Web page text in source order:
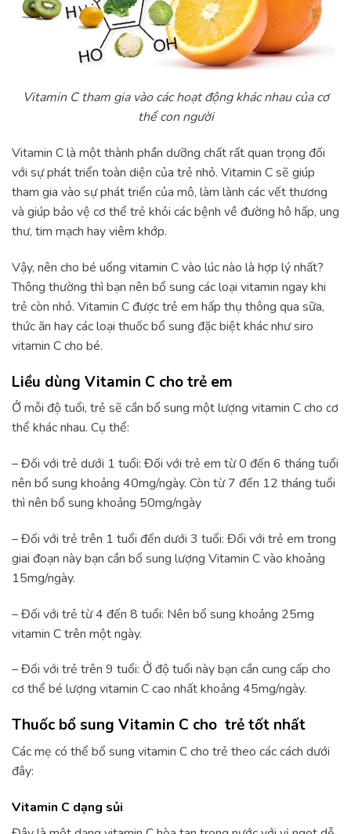
Vitamin C tham gia vào các hoạt động khác nhau của cơ
thể con người
Vitamin C là một thành phần dưỡng chất rất quan trọng đối
với sự phát triển toàn diện của trẻ nhỏ. Vitamin C sẽ giúp
tham gia vào sự phát triển của mô, làm lành các vết thương
và giúp bảo vệ cơ thể trẻ khỏi các bệnh về đường hô hấp, ung
thư, tim mạch hay viêm khớp.
Vậy, nên cho bé uống vitamin C vào lúc nào là hợp lý nhất?
Thông thường thì bạn nên bổ sung các loại vitamin ngay khi
trẻ còn nhỏ. Vitamin C được trẻ em hấp thụ thông qua sữa,
thức ăn hay các loại thuốc bổ sung đặc biệt khác như siro
vitamin C cho bé.
Liều dùng Vitamin C cho trẻ em
Ở mỗi độ tuổi, trẻ sẽ cần bổ sung một lượng vitamin C cho cơ
thể khác nhau. Cụ thể:
– Đối với trẻ dưới 1 tuổi: Đối với trẻ em từ 0 đến 6 tháng tuổi
nên bổ sung khoảng 40mg/ngày. Còn từ 7 đến 12 tháng tuổi
thì nên bổ sung khoảng 50mg/ngày
– Đối với trẻ trên 1 tuổi đến dưới 3 tuổi: Đối với trẻ em trong
giai đoạn này bạn cần bổ sung lượng Vitamin C vào khoảng
15mg/ngày.
– Đối với trẻ từ 4 đến 8 tuổi: Nên bổ sung khoảng 25mg
vitamin C trên một ngày.
– Đối với trẻ trên 9 tuổi: Ở độ tuổi này bạn cần cung cấp cho
cơ thể bé lượng vitamin C cao nhất khoảng 45mg/ngày.
Thuốc bổ sung Vitamin C cho trẻ tốt nhất
Các mẹ có thể bổ sung vitamin C cho trẻ theo các cách dưới
đây:
Vitamin C dạng sủi